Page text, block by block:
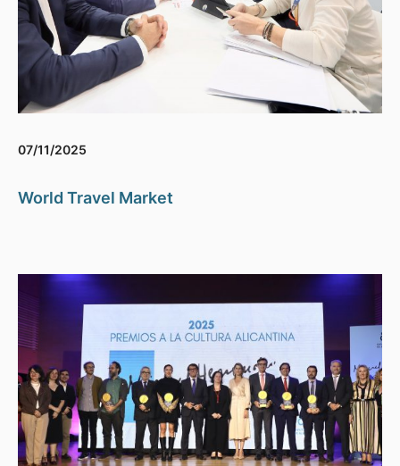
07/11/2025
World Travel Market